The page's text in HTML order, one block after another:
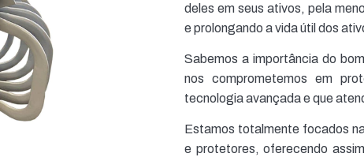
deles em seus ativos, pela
e prolongando a vida útil dos
Sabemos a importância do
nos comprometemos em
tecnologia avançada e que
Estamos totalmente focados
e protetores, oferecendo